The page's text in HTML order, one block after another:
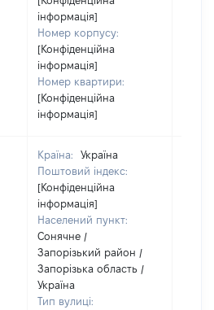
інформація]
Номер корпусу:
[Конфіденційна
інформація]
Номер квартири:
[Конфіденційна
інформація]
Країна:
Україна
Поштовий індекс:
[Конфіденційна
інформація]
Населений пункт:
Сонячне /
Запорізький район /
Запорізька область /
Україна
Тип вулиці: